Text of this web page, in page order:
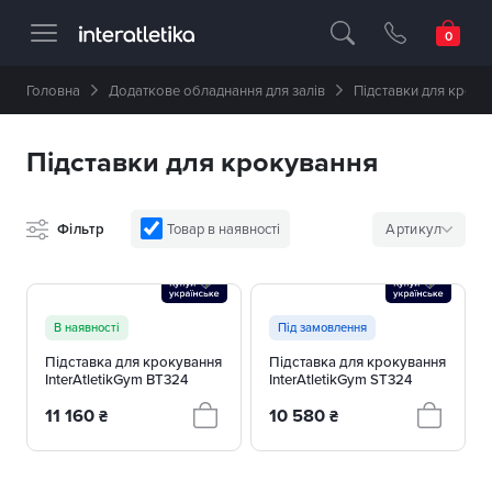
Професійне спортивне обладнання
Головна Додаткове обладнання для залів Підставки для
Підставки для крокування
Фільтр Товар в наявності Артикул
В наявності
Підставка для крокування
InterAtletikGym BT324
11 160 ₴
Під замовлення
Підставка для крокування
InterAtletikGym ST324
10 580 ₴